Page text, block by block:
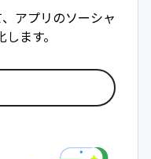
アプリのソーシャ
ます。